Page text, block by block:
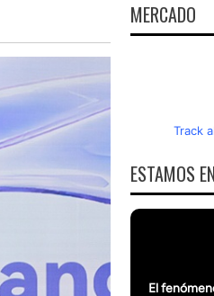
MERCADO
Track
ESTAMOS